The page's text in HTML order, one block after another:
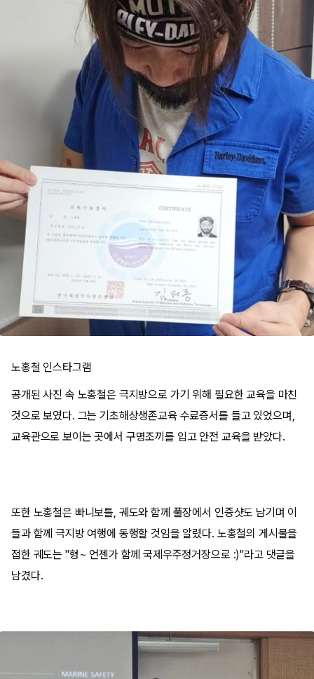
노홍철 인스타그램
공개된 사진 속 노홍철은 극지방으로 가기 위해 필요한 교육을 마친
것으로 보였다. 그는 기초해상생존교육 수료증서를 들고 있었으며,
교육관으로 보이는 곳에서 구명조끼를 입고 안전 교육을 받았다.
또한 노홍철은 빠니보틀, 궤도와 함께 풀장에서 인증샷도 남기며 이
들과 함께 극지방 여행에 동행할 것임을 알렸다. 노홍철의 게시물을
접한 궤도는 "형~ 언젠가 함께 국제우주정거장으로 :)"라고 댓글을
남겼다.